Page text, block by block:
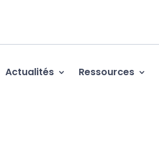
Actualités Ressources